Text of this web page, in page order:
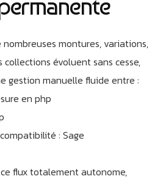
montures, variations,
collections évoluent sans cesse,
gestion manuelle fluide entre :
en php
: Sage
flux totalement autonome,